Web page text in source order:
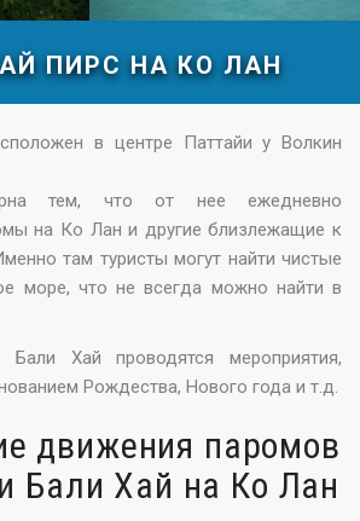
ПИРС НА КО ЛАН
в центре Паттайи у Волкин
тем, что от нее ежедневно
на Ко Лан и другие близлежащие к
там туристы могут найти чистые
море, что не всегда можно найти в
Хай проводятся мероприятия,
Рождества, Нового года и т.д.
движения паромов
Бали Хай на Ко Лан